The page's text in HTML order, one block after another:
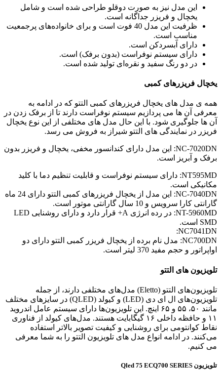
این مدل نیز به صورت دوقلو طراحی شده است و شامل
یخچال و فریزر جداگانه است.
ظرفیت این مدل 40 فوت است و برای خانواده‌های پرجمعیت
مناسب است.
دارای آبسردکن است.
دارای سیستم نوفراست (بدون برفک) است.
در دو رنگ سفید و نقره‌ای تولید شده است.
یخچال فریزرهای کمبی
همه ی مدل های یخچال فریزرهای کمبی التتو که در ادامه به
معرفی آن ها می پردازیم سیستم نوفراست دارند تا از برفک زدن در
آن ها جلوگیری شود. با این حال مدل های مختلفی از این نوع یخچال
فریزر در نمایندگی های التتو شیراز به فروش می رسد.
NC-7020DN: این مدل دارای کندانسور مخفی، یخچال و فریزر بدون
برفک و آبریز است.
NT595MD: دارای سیستم نوفراست و قابلیت تنظیم دما با کلید
مکانیکی است.
NC-7040DN: این مدل از یخچال فریزرهای کمبی التتو دارای 24 ماه
گارانتی کارا سرویس و 10 سال گارانتی موتور است.
NT-5960MD: در رده انرژی A+ قرار دارد و دارای روشنایی LED
SMD است.
NC7041DN:
NC700DN: مدل نام برده از یخچال فریزر کمبی التتو دارای دو
اواپراتور و حجم مفید 370 لیتر است.
تلویزیون های التتو
تلویزیون‌های التتو (Eletto) مدل‌های مختلفی دارند، از جمله
تلویزیون‌های ال ای دی (LED) و کیولد (QLED) در سایزهای مختلف
مانند ۵۰، ۵۵ و ۶۵ اینچ. این تلویزیون‌ها دارای سیستم عامل اندروید
۱۱ و حافظه داخلی ۱۶ گیگابایت هستند. مدل‌های کیولد از فناوری
نقاط کوانتومی برای روشنایی و کیفیت تصویر بالاتر استفاده
می‌کنند. در ادامه انواع مدل های تلویزیون التتو را به شما معرفی
می کنیم.
تلویزیون Qled 75 ECQ700 SERIES